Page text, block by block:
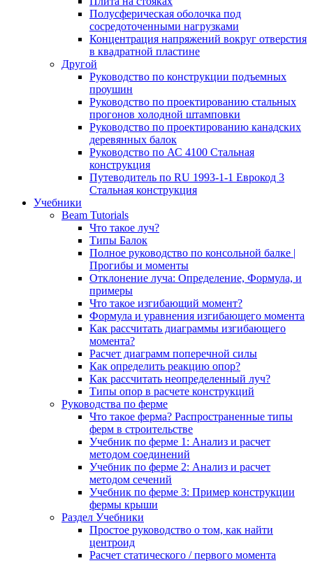
Полусферическая оболочка под
сосредоточенными нагрузками
Концентрация напряжений вокруг отверстия
в квадратной пластине
Другой
Руководство по конструкции подъемных
проушин
Руководство по проектированию стальных
прогонов холодной штамповки
Руководство по проектированию канадских
деревянных балок
Руководство по АС 4100 Стальная
конструкция
Путеводитель по RU 1993-1-1 Еврокод 3
Стальная конструкция
Учебники
Beam Tutorials
Что такое луч?
Типы Балок
Полное руководство по консольной балке |
Прогибы и моменты
Отклонение луча: Определение, Формула, и
примеры
Что такое изгибающий момент?
Формула и уравнения изгибающего момента
Как рассчитать диаграммы изгибающего
момента?
Расчет диаграмм поперечной силы
Как определить реакцию опор?
Как рассчитать неопределенный луч?
Типы опор в расчете конструкций
Руководства по ферме
Что такое ферма? Распространенные типы
ферм в строительстве
Учебник по ферме 1: Анализ и расчет
методом соединений
Учебник по ферме 2: Анализ и расчет
методом сечений
Учебник по ферме 3: Пример конструкции
фермы крыши
Раздел Учебники
Простое руководство о том, как найти
центроид
Расчет статического / первого момента